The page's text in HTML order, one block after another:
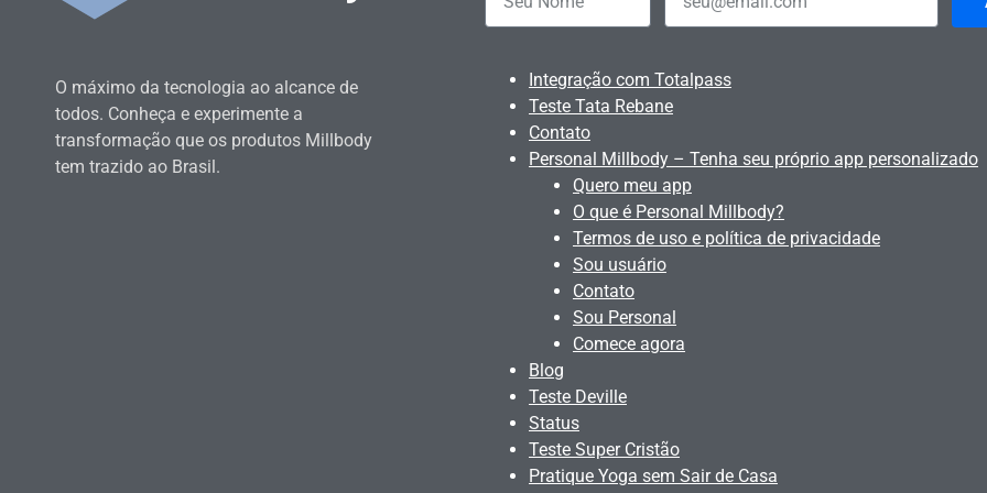
O máximo da tecnologia ao alcance de
todos. Conheça e experimente a
transformação que os produtos Millbody
tem trazido ao Brasil.
Integração com Totalpass
Teste Tata Rebane
Contato
Personal Millbody – Tenha seu próprio app personalizado
Quero meu app
O que é Personal Millbody?
Termos de uso e política de privacidade
Sou usuário
Contato
Sou Personal
Comece agora
Blog
Teste Deville
Status
Teste Super Cristão
Pratique Yoga sem Sair de Casa